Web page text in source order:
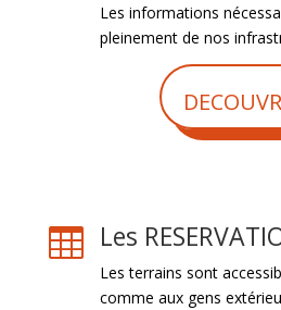
Les informations
pleinement de nos
 Les
Les terrains sont
comme aux gens